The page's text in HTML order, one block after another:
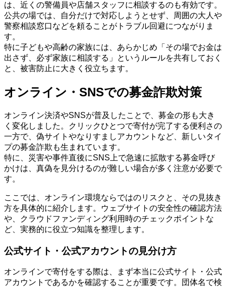
は、近くの警備員や店舗スタッフに相談するのも有効です。
公共の場では、自分だけで対応しようとせず、周囲の大人や
警察相談窓口などを頼ることがトラブル回避につながりま
す。
特に子どもや高齢の家族には、あらかじめ「その場でお金は
出さず、必ず家族に相談する」というルールを共有しておく
と、被害防止に大きく役立ちます。
オンライン・SNSでの募金詐欺対策
オンライン決済やSNSが普及したことで、募金の形も大き
く変化しました。クリックひとつで寄付が完了する便利さの
一方で、偽サイトやなりすましアカウントなど、新しいタイ
プの募金詐欺も生まれています。
特に、災害や事件直後にSNS上で急速に拡散する募金呼び
かけは、真偽を見分けるのが難しい場合が多く注意が必要で
す。
ここでは、オンライン環境ならではのリスクと、その見抜き
方を具体的に紹介します。ウェブサイトの安全性の確認方法
や、クラウドファンディング利用時のチェックポイントな
ど、実務的に役立つ知識を整理します。
公式サイト・公式アカウントの見分け方
オンラインで寄付をする際は、まず本当に公式サイト・公式
アカウントであるかを確認することが重要です。団体名で検